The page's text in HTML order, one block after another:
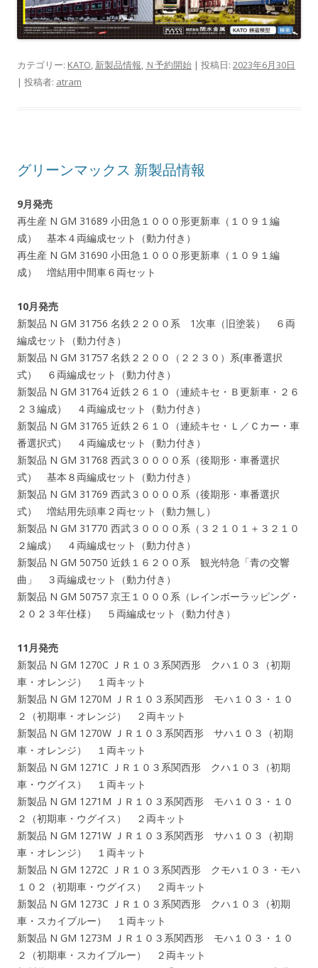
カテゴリー: KATO, 新製品情報, Ｎ予約開始 | 投稿日: 2023年6月30日
| 投稿者: atram
グリーンマックス 新製品情報
9月発売
再生産 N GM 31689 小田急１０００形更新車（１０９１編
成） 基本４両編成セット（動力付き）
再生産 N GM 31690 小田急１０００形更新車（１０９１編
成） 増結用中間車６両セット
10月発売
新製品 N GM 31756 名鉄２２００系 1次車（旧塗装） ６両
編成セット（動力付き）
新製品 N GM 31757 名鉄２２００（２２３０）系(車番選択
式） ６両編成セット（動力付き）
新製品 N GM 31764 近鉄２６１０（連続キセ・Ｂ更新車・２６
２３編成） ４両編成セット（動力付き）
新製品 N GM 31765 近鉄２６１０（連続キセ・Ｌ／Ｃカー・車
番選択式） ４両編成セット（動力付き）
新製品 N GM 31768 西武３００００系（後期形・車番選択
式） 基本８両編成セット（動力付き）
新製品 N GM 31769 西武３００００系（後期形・車番選択
式） 増結用先頭車２両セット（動力無し）
新製品 N GM 31770 西武３００００系（３２１０１＋３２１０
２編成） ４両編成セット（動力付き）
新製品 N GM 50750 近鉄１６２００系 観光特急「青の交響
曲」 ３両編成セット（動力付き）
新製品 N GM 50757 京王１０００系（レインボーラッピング・
２０２３年仕様） ５両編成セット（動力付き）
11月発売
新製品 N GM 1270C ＪＲ１０３系関西形 クハ１０３（初期
車・オレンジ） １両キット
新製品 N GM 1270M ＪＲ１０３系関西形 モハ１０３・１０
２（初期車・オレンジ） ２両キット
新製品 N GM 1270W ＪＲ１０３系関西形 サハ１０３（初期
車・オレンジ） １両キット
新製品 N GM 1271C ＪＲ１０３系関西形 クハ１０３（初期
車・ウグイス） １両キット
新製品 N GM 1271M ＪＲ１０３系関西形 モハ１０３・１０
２（初期車・ウグイス） ２両キット
新製品 N GM 1271W ＪＲ１０３系関西形 サハ１０３（初期
車・オレンジ） １両キット
新製品 N GM 1272C ＪＲ１０３系関西形 クモハ１０３・モハ
１０２（初期車・ウグイス） ２両キット
新製品 N GM 1273C ＪＲ１０３系関西形 クハ１０３（初期
車・スカイブルー） １両キット
新製品 N GM 1273M ＪＲ１０３系関西形 モハ１０３・１０
２（初期車・スカイブルー） ２両キット